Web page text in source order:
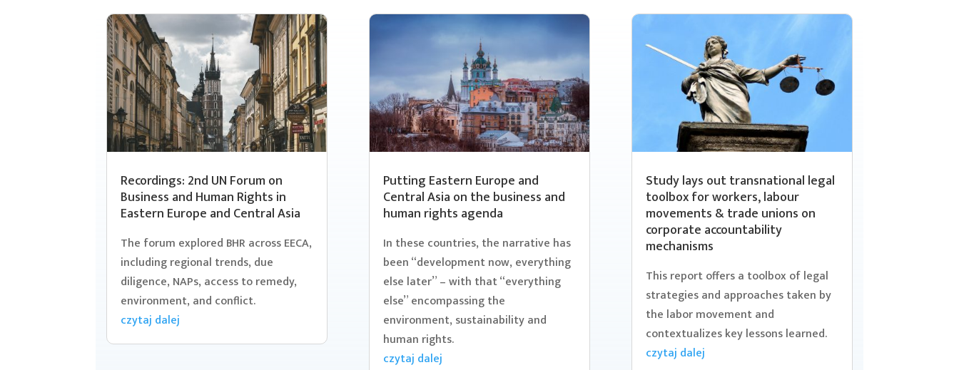
Recordings: 2nd UN Forum on
Business and Human Rights in
Eastern Europe and Central Asia
The forum explored BHR across EECA,
including regional trends, due
diligence, NAPs, access to remedy,
environment, and conflict.
czytaj dalej
Putting Eastern Europe and
Central Asia on the business and
human rights agenda
In these countries, the narrative has
been “development now, everything
else later” – with that “everything
else” encompassing the
environment, sustainability and
human rights.
czytaj dalej
Study lays out transnational legal
toolbox for workers, labour
movements & trade unions on
corporate accountability
mechanisms
This report offers a toolbox of legal
strategies and approaches taken by
the labor movement and
contextualizes key lessons learned.
czytaj dalej